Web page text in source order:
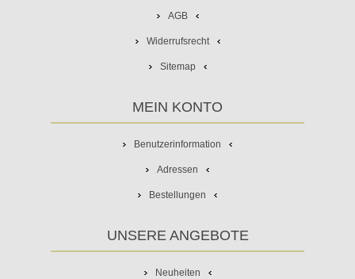
AGB
Widerrufsrecht
Sitemap
MEIN KONTO
Benutzerinformation
Adressen
Bestellungen
UNSERE ANGEBOTE
Neuheiten